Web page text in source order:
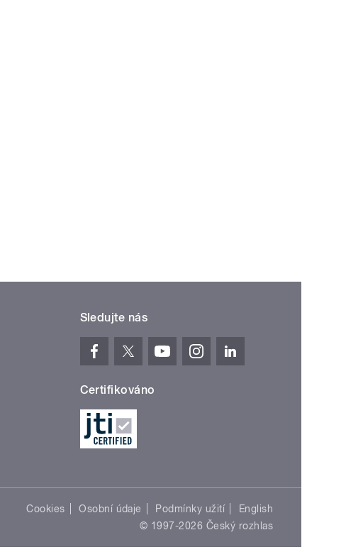
Sledujte nás
Certifikováno
Cookies Osobní údaje Podmínky užití
English
© 1997-2026 Český rozhlas